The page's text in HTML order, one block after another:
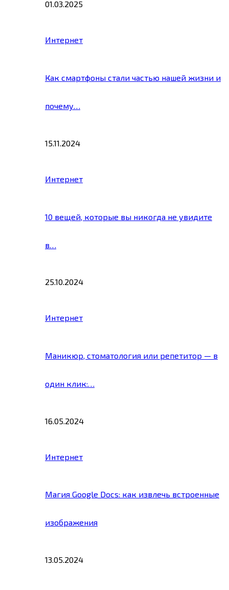
01.03.2025
Интернет
Как смартфоны стали частью нашей жизни и
почему…
15.11.2024
Интернет
10 вещей, которые вы никогда не увидите
в…
25.10.2024
Интернет
Маникюр, стоматология или репетитор — в
один клик:…
16.05.2024
Интернет
Магия Google Docs: как извлечь встроенные
изображения
13.05.2024